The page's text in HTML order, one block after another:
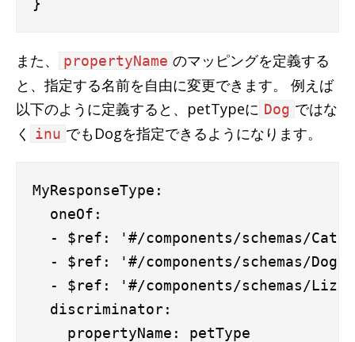
また、 propertyName のマッピングを定義する
と、指定する名前を自由に変更できます。 例えば
以下のように定義すると、petTypeに Dog ではな
く
inu でもDogを指定できるようになります。
MyResponseType:
  oneOf:
  - $ref: '#/components/schemas/Cat'
  - $ref: '#/components/schemas/Dog'
- $ref: '#/components/schemas/
  discriminator:
    propertyName: petType